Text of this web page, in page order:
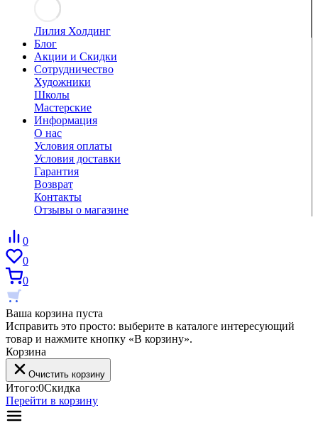
Лилия Холдинг
Блог
Акции и Скидки
Сотрудничество
Художники
Школы
Мастерские
Информация
О нас
Условия оплаты
Условия доставки
Гарантия
Возврат
Контакты
Отзывы о магазине
0
0
0
Ваша корзина пуста
Исправить это просто: выберите в каталоге интересующий
товар и нажмите кнопку «В корзину».
Корзина
Очистить корзину
Итого:0Скидка
Перейти в корзину